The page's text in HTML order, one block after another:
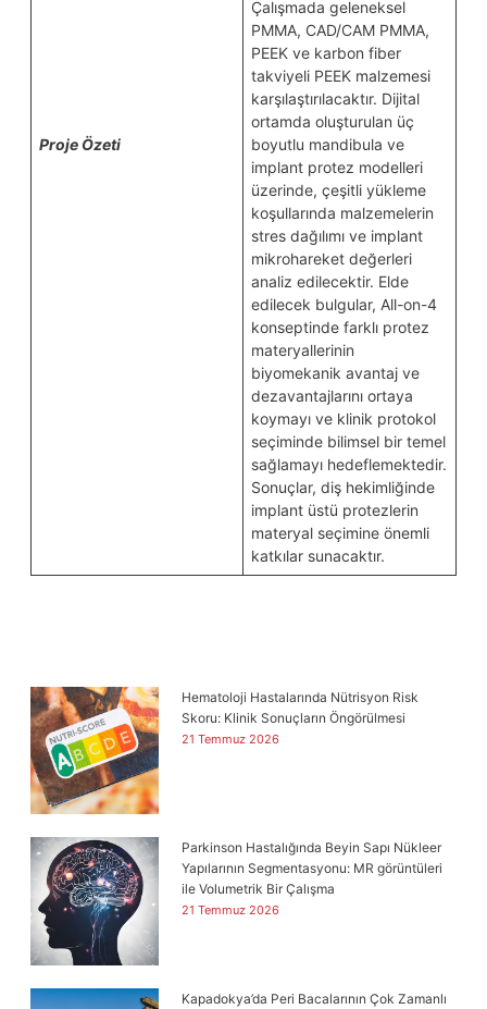
Proje Özeti
Çalışmada geleneksel
PMMA, CAD/CAM PMMA,
PEEK ve karbon fiber
takviyeli PEEK malzemesi
karşılaştırılacaktır. Dijital
ortamda oluşturulan üç
boyutlu mandibula ve
implant protez modelleri
üzerinde, çeşitli yükleme
koşullarında malzemelerin
stres dağılımı ve implant
mikrohareket değerleri
analiz edilecektir. Elde
edilecek bulgular, All-on-4
konseptinde farklı protez
materyallerinin
biyomekanik avantaj ve
dezavantajlarını ortaya
koymayı ve klinik protokol
seçiminde bilimsel bir temel
sağlamayı hedeflemektedir.
Sonuçlar, diş hekimliğinde
implant üstü protezlerin
materyal seçimine önemli
katkılar sunacaktır.
Hematoloji Hastalarında Nütrisyon Risk
Skoru: Klinik Sonuçların Öngörülmesi
21 Temmuz 2026
Parkinson Hastalığında Beyin Sapı Nükleer
Yapılarının Segmentasyonu: MR görüntüleri
ile Volumetrik Bir Çalışma
21 Temmuz 2026
Kapadokya’da Peri Bacalarının Çok Zamanlı